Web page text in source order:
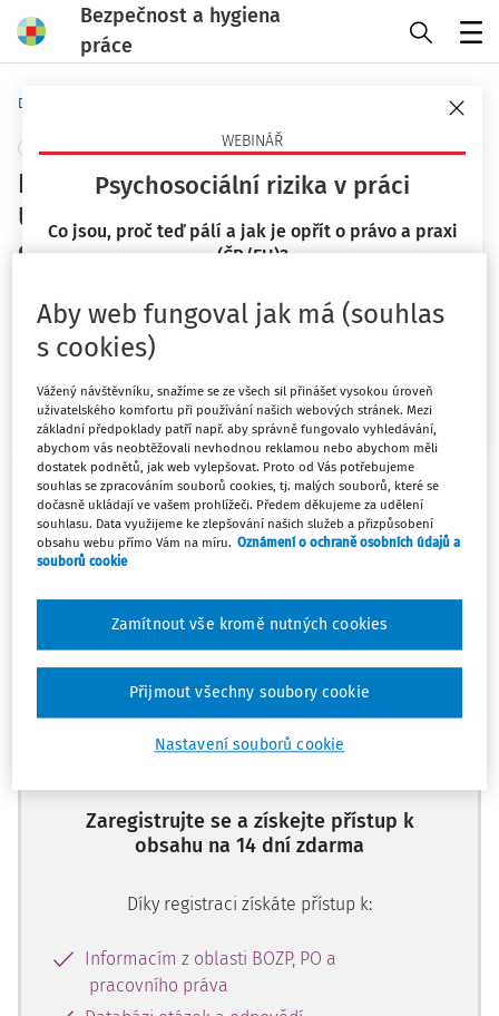
Bezpečnost a hygiena
práce
WEBINÁŘ
Psychosociální rizika v práci
Co jsou, proč teď pálí a jak je opřít o právo a praxi
(ČR/EU)?
23. 9. 2026
Chci více informací
Domů
+ PŘIDAT VLASTNÍ
Bezpečnost strojních zařízení -
Umístění ochranných zařízení s
ohledem na přiblížení lidského těla
Vydáno:1. 6. 2025
Umístění ochranných zařízení s
ohledem na přiblížení lidského
těla
Tento dokument je jen pro
předplatitele
Zaregistrujte se a získejte přístup k
obsahu na 14 dní zdarma
Díky registraci získáte přístup k:
Informacím z oblasti BOZP, PO a
pracovního práva
Aby web fungoval jak má (souhlas
s cookies)
Vážený návštěvníku, snažíme se ze všech sil přinášet vysokou úroveň
uživatelského komfortu při používání našich webových stránek. Mezi
základní předpoklady patří např. aby správně fungovalo vyhledávání,
abychom vás neobtěžovali nevhodnou reklamou nebo abychom měli
dostatek podnětů, jak web vylepšovat. Proto od Vás potřebujeme
souhlas se zpracováním souborů cookies, tj. malých souborů, které se
dočasně ukládají ve vašem prohlížeči. Předem děkujeme za udělení
souhlasu. Data využijeme ke zlepšování našich služeb a přizpůsobení
obsahu webu přímo Vám na míru. Oznámení o ochraně osobních údajů a
souborů cookie
Nastavení souborů cookie
Zamítnout vše kromě nutných cookies
Přijmout všechny soubory cookie